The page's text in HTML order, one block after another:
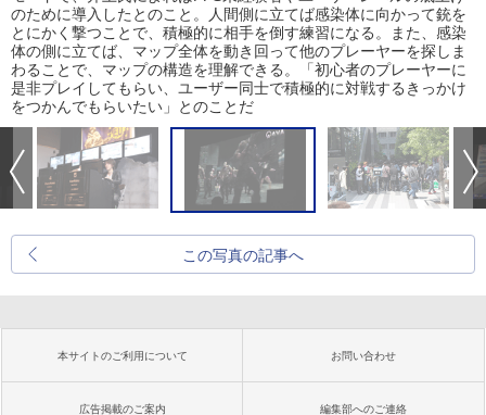
のために導入したとのこと。人間側に立てば感染体に向かって銃を
とにかく撃つことで、積極的に相手を倒す練習になる。また、感染
体の側に立てば、マップ全体を動き回って他のプレーヤーを探しま
わることで、マップの構造を理解できる。「初心者のプレーヤーに
是非プレイしてもらい、ユーザー同士で積極的に対戦するきっかけ
をつかんでもらいたい」とのことだ
この写真の記事へ
本サイトのご利用について お問い合わせ
広告掲載のご案内 編集部へのご連絡